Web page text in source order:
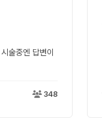
술중엔 답변이
348